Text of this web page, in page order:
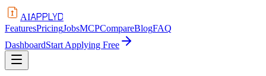
AIAPPLYD
FeaturesPricingJobsMCPCompareBlogFAQ
DashboardStart Applying Free